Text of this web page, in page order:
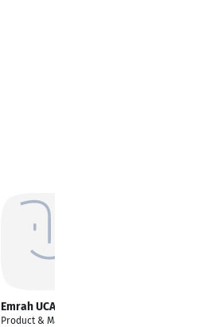
Emrah UCAR
Product & Marketing